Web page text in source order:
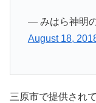
— みはら神明
August 18,
三原市で提供され